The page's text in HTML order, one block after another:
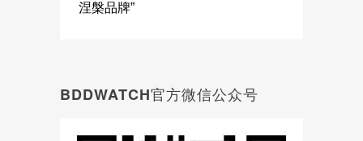
涅槃品牌”
BDDWATCH官方微信公众号